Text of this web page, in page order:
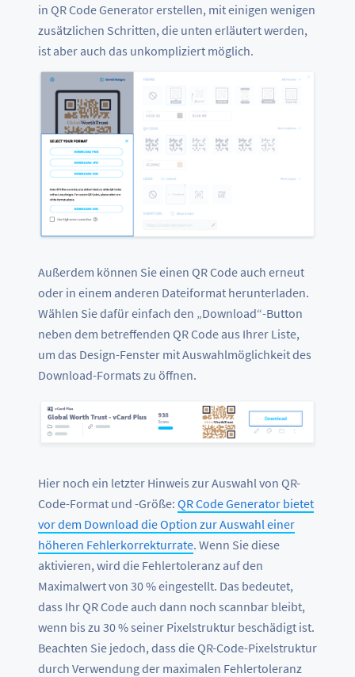
in QR Code Generator erstellen, mit einigen wenigen
zusätzlichen Schritten, die unten erläutert werden,
ist aber auch das unkompliziert möglich.
Außerdem können Sie einen QR Code auch erneut
oder in einem anderen Dateiformat herunterladen.
Wählen Sie dafür einfach den „Download“-Button
neben dem betreffenden QR Code aus Ihrer Liste,
um das Design-Fenster mit Auswahlmöglichkeit des
Download-Formats zu öffnen.
Hier noch ein letzter Hinweis zur Auswahl von QR-
Code-Format und -Größe: QR Code Generator bietet
vor dem Download die Option zur Auswahl einer
höheren Fehlerkorrekturrate. Wenn Sie diese
aktivieren, wird die Fehlertoleranz auf den
Maximalwert von 30 % eingestellt. Das bedeutet,
dass Ihr QR Code auch dann noch scannbar bleibt,
wenn bis zu 30 % seiner Pixelstruktur beschädigt ist.
Beachten Sie jedoch, dass die QR-Code-Pixelstruktur
durch Verwendung der maximalen Fehlertoleranz